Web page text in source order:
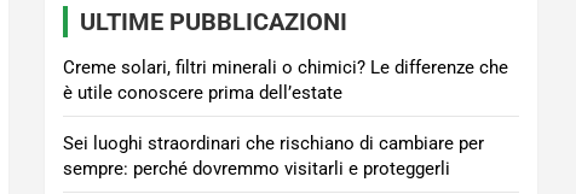
ULTIME PUBBLICAZIONI
Creme solari, filtri minerali o chimici? Le differenze che
è utile conoscere prima dell’estate
Sei luoghi straordinari che rischiano di cambiare per
sempre: perché dovremmo visitarli e proteggerli